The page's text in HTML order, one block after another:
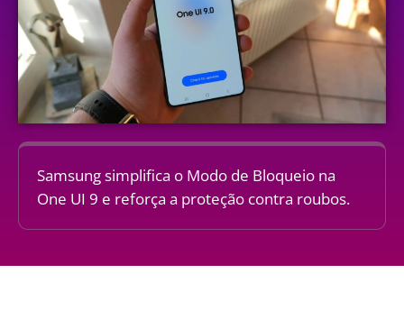
Samsung simplifica o Modo de Bloqueio na
One UI 9 e reforça a proteção contra roubos.